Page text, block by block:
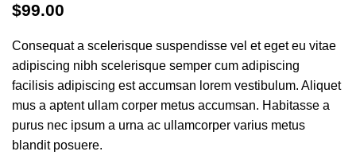
$99.00
Consequat a scelerisque suspendisse vel et eget eu vitae
adipiscing nibh scelerisque semper cum adipiscing
facilisis adipiscing est accumsan lorem vestibulum. Aliquet
mus a aptent ullam corper metus accumsan. Habitasse a
purus nec ipsum a urna ac ullamcorper varius metus
blandit posuere.